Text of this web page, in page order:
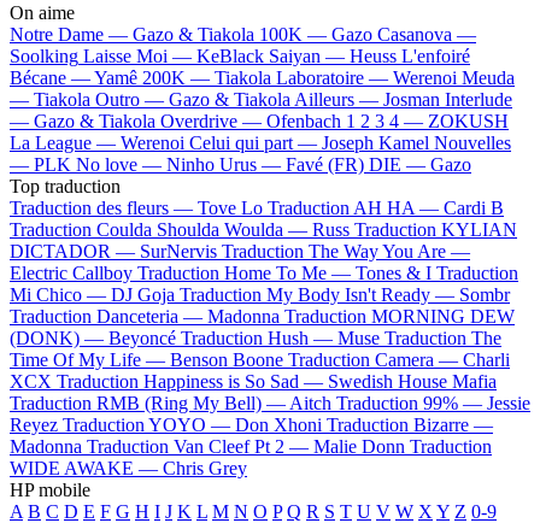
On aime
Notre Dame — Gazo & Tiakola 100K — Gazo Casanova —
Soolking Laisse Moi — KeBlack Saiyan — Heuss L'enfoiré
Bécane —Yamê 200K — Tiakola Laboratoire — Werenoi Meuda
— Tiakola Outro — Gazo & Tiakola Ailleurs — Josman Interlude
— Gazo & Tiakola Overdrive — Ofenbach 1 2 3 4 — ZOKUSH
La League — Werenoi Celui qui part — Joseph Kamel Nouvelles
— PLK No love — Ninho Urus — Favé (FR) DIE — Gazo
Top traduction
Traduction des fleurs — Tove Lo Traduction AH HA — Cardi B
Traduction Coulda Shoulda Woulda — Russ Traduction KYLIAN
DICTADOR — SurNervis Traduction The Way You Are —
Electric Callboy Traduction Home To Me — Tones & I Traduction
Mi Chico — DJ Goja Traduction My Body Isn't Ready — Sombr
Traduction Danceteria — Madonna Traduction MORNING DEW
(DONK) — Beyoncé Traduction Hush — Muse Traduction The
Time Of My Life — Benson Boone Traduction Camera — Charli
XCX Traduction Happiness is So Sad — Swedish House Mafia
Traduction RMB (Ring My Bell) — Aitch Traduction 99% — Jessie
Reyez Traduction YOYO — Don Xhoni Traduction Bizarre —
Madonna Traduction Van Cleef Pt 2 — Malie Donn Traduction
WIDE AWAKE — Chris Grey
HP mobile
A B C D E F G H I J K L M N O P Q R S T U V W X Y Z 0-9